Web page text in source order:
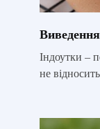
Індоутки –
не